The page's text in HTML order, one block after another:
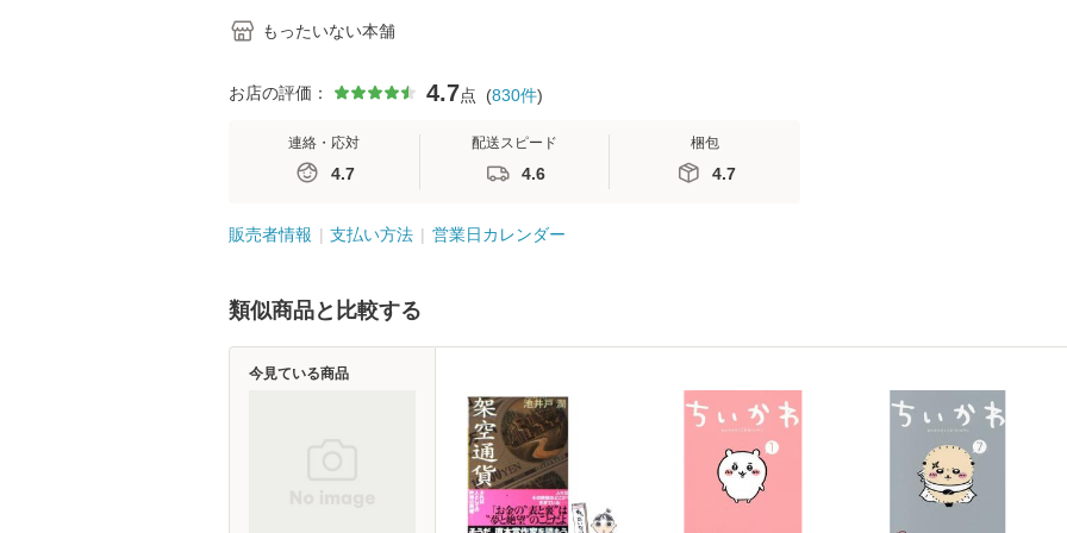
もったいない本舗
お店の評価： 4.7点 (830件)
連絡・応対
4.7
配送スピード
4.6
梱包
4.7
販売者情報 支払い方法 営業日カレンダー
類似商品と比較する
今見ている商品